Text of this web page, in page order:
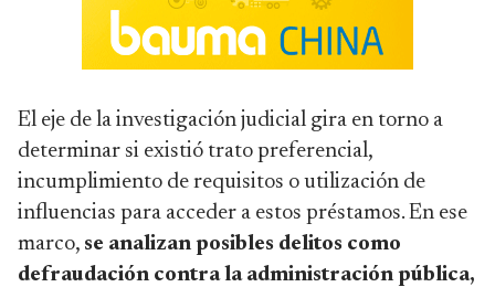
El eje de la investigación judicial gira en torno a
determinar si existió trato preferencial,
incumplimiento de requisitos o utilización de
influencias para acceder a estos préstamos. En ese
marco, se analizan posibles delitos como
defraudación contra la administración pública,